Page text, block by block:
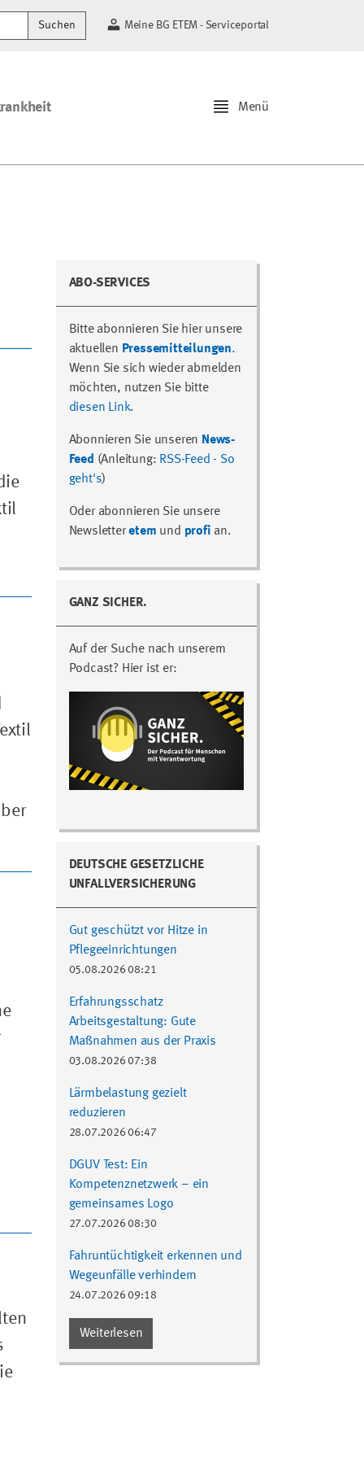
Suchen Meine BG ETEM - Serviceportal
Menü
ABO-SERVICES
Bitte abonnieren Sie hier unsere
aktuellen Pressemitteilungen.
Wenn Sie sich wieder abmelden
möchten, nutzen Sie bitte
diesen Link.
Abonnieren Sie unseren News-
Feed (Anleitung: RSS-Feed - So
geht's)
Oder abonnieren Sie unsere
Newsletteretem und profi an.
GANZ SICHER.
Auf der Suche nach unserem
Podcast? Hier ist er:
DEUTSCHE GESETZLICHE
UNFALLVERSICHERUNG
Gut geschützt vor Hitze in
Pflegeeinrichtungen
05.08.2026 08:21
Erfahrungsschatz
Arbeitsgestaltung: Gute
Maßnahmen aus der Praxis
03.08.2026 07:38
Lärmbelastung gezielt
reduzieren
28.07.2026 06:47
DGUV Test: Ein
Kompetenznetzwerk – ein
gemeinsames Logo
27.07.2026 08:30
Fahruntüchtigkeit erkennen und
Wegeunfälle verhindern
24.07.2026 09:18
Weiterlesen